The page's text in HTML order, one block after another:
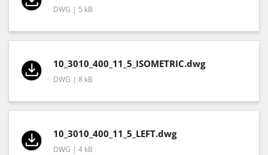
DWG | 5 kB
10_3010_400_11_5_ISOMETRIC.dwg
DWG | 8 kB
10_3010_400_11_5_LEFT.dwg
DWG | 4 kB